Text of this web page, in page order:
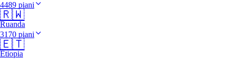
4489 piani
🇷🇼
Ruanda
3170 piani
🇪🇹
Etiopia